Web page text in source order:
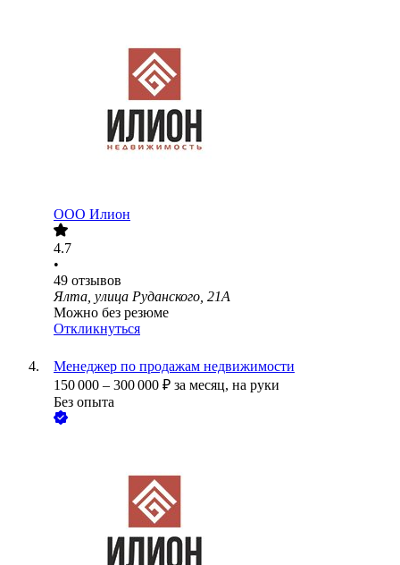
ООО Илион
4.7
•
49 отзывов
Ялта, улица Руданского, 21А
Можно без резюме
Откликнуться
Менеджер по продажам недвижимости
150 000 – 300 000 ₽ за месяц, на руки
Без опыта